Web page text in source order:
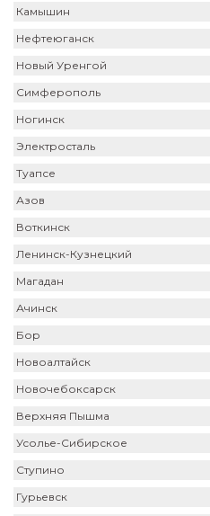
Камышин
Нефтеюганск
Новый Уренгой
Симферополь
Ногинск
Электросталь
Туапсе
Азов
Воткинск
Ленинск-Кузнецкий
Магадан
Ачинск
Бор
Новоалтайск
Новочебоксарск
Верхняя Пышма
Усолье-Сибирское
Ступино
Гурьевск